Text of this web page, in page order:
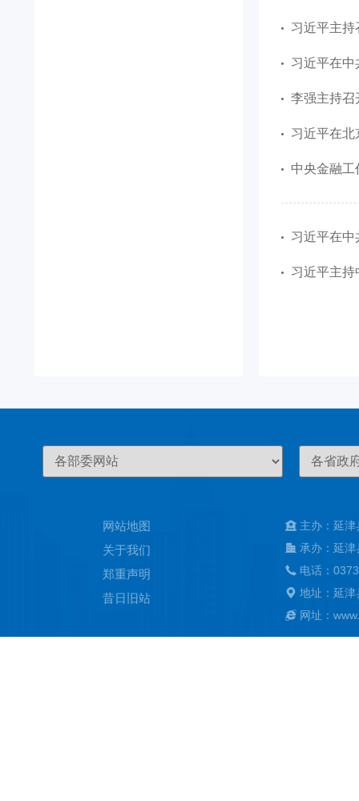
习近平主
习近平在
李强主持召开
习近平在
中央金融
习近平在
习近平主
网站地图
关于我们
郑重声明
昔日旧站
主办：延
承办：延
电话：
地址：延
网址：